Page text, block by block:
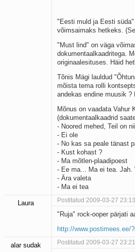
"Eesti muld ja Eesti
võimsaimaks hetkeks.
"Must lind" on väga
dokumentaalkaadritega.
originaalesituses. Häid
Tõnis Mägi lauldud
mõista tema rolli
andekas endine muusik
Mõnus on vaadata Vahur
(dokumentaalkaadrid
- Noored mehed, Teil on
- Ei ole
- No kas sa peale tänast
- Kust kohast ?
- Ma mõtlen-plaadipoest
- Ee ma... Ma ei tea. Jah.
- Ära valeta
- Ma ei tea
Laura Postitatud 2009-03-27
"Ruja" rock-ooper pärjati
http://www.postimees.ee/
alar sudak Postitatud 2009-03-27